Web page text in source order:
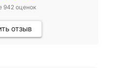
942оценок
отзыв